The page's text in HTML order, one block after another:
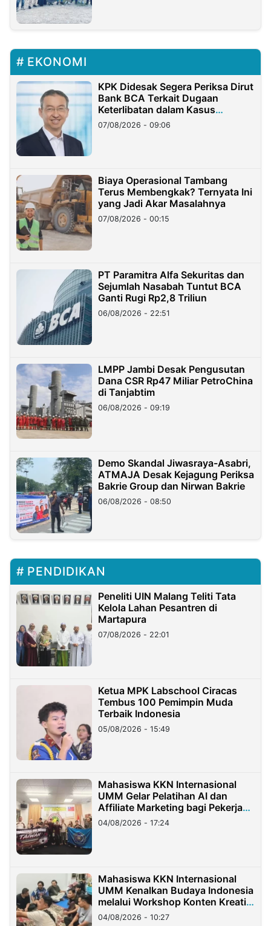
EKONOMI
KPK Didesak Segera Periksa Dirut
Bank BCA Terkait Dugaan
Keterlibatan dalam Kasus
Hilangnya Dana Nasabah Rp2,58
Miliar
07/08/2026 - 09:06
Biaya Operasional Tambang
Terus Membengkak? Ternyata Ini
yang Jadi Akar Masalahnya
07/08/2026 - 00:15
PT Paramitra Alfa Sekuritas dan
Sejumlah Nasabah Tuntut BCA
Ganti Rugi Rp2,8 Triliun
06/08/2026 - 22:51
LMPP Jambi Desak Pengusutan
Dana CSR Rp47 Miliar PetroChina
di Tanjabtim
06/08/2026 - 09:19
Demo Skandal Jiwasraya-Asabri,
ATMAJA Desak Kejagung Periksa
Bakrie Group dan Nirwan Bakrie
06/08/2026 - 08:50
PENDIDIKAN
Peneliti UIN Malang Teliti Tata
Kelola Lahan Pesantren di
Martapura
07/08/2026 - 22:01
Ketua MPK Labschool Ciracas
Tembus 100 Pemimpin Muda
Terbaik Indonesia
05/08/2026 - 15:49
Mahasiswa KKN Internasional
UMM Gelar Pelatihan AI dan
Affiliate Marketing bagi Pekerja
Migran Indonesia di Taiwan
04/08/2026 - 17:24
Mahasiswa KKN Internasional
UMM Kenalkan Budaya Indonesia
melalui Workshop Konten Kreatif
di Taiwan
04/08/2026 - 10:27